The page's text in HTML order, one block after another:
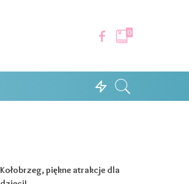
0
Kołobrzeg, piękne atrakcje dla